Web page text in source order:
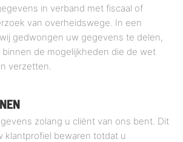
in verband met fiscaal of
van overheidswege. In een
gedwongen uw gegevens te delen,
binnen de mogelijkheden die de wet
verzetten.
zolang u cliënt van ons bent. Dit
klantprofiel bewaren totdat u